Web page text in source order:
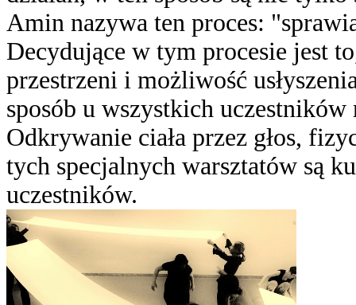
Amin nazywa ten proces:
Decydujące w tym procesie jest
przestrzeni i możliwość
sposób u wszystkich
Odkrywanie ciała przez głos,
tych specjalnych warsztatów są
uczestników.